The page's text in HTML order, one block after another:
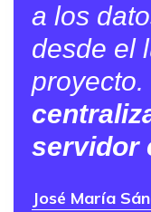
a los
desde el
proyecto.
servidor
José María